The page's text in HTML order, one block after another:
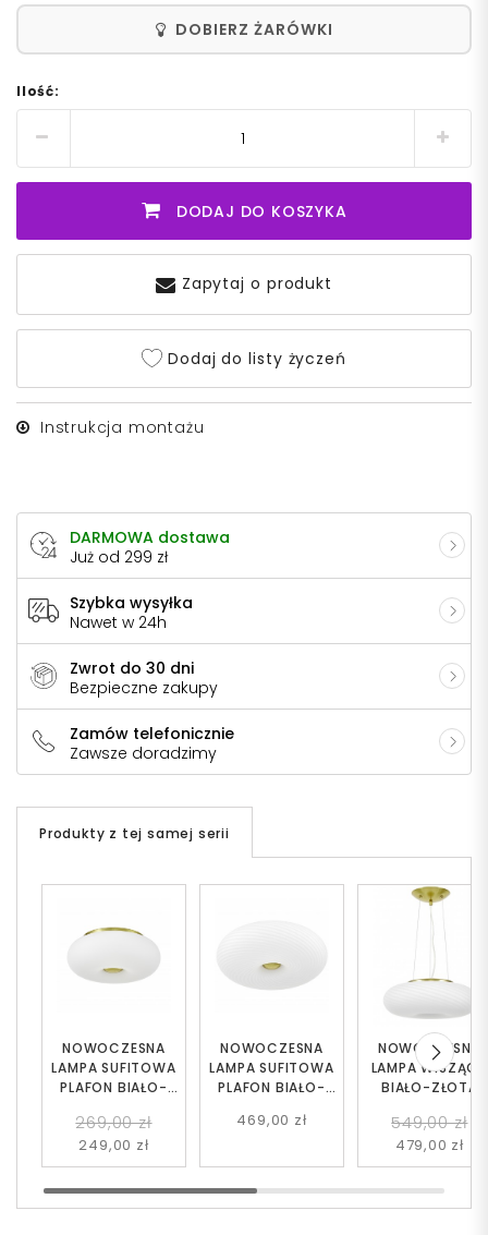
DOBIERZ ŻARÓWKI
Ilość:
DODAJ DO KOSZYKA
Zapytaj o produkt
Dodaj do listy życzeń
Instrukcja montażu
DARMOWA dostawa
Już od 299 zł
Szybka wysyłka
Nawet w 24h
Zwrot do 30 dni
Bezpieczne zakupy
Zamów telefonicznie
Zawsze doradzimy
Produkty z tej samej serii
NOWOCZESNA
LAMPA SUFITOWA
PLAFON BIAŁO-
D38
469,00 zł
NOWOCZESNA
LAMPA WISZĄCA
BIAŁO-ZŁOTA
549,00 zł
479,00 zł
NOWOCZESNA
LAMPA SUFITOWA
PLAFON BIAŁO-
269,00 zł
249,00 zł